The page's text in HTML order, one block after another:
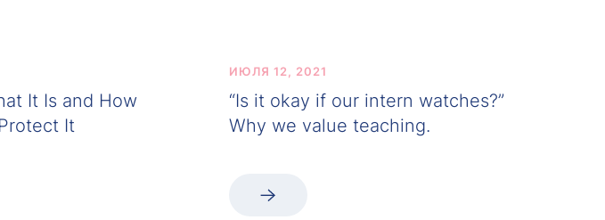
It Is and How
It
ИЮЛЯ 12, 2021
“Is it okay if our intern watches?”
Why we value teaching.